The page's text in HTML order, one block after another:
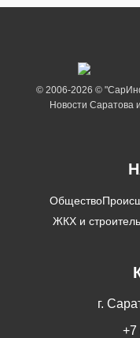
© 2006-2026 ©
Новости Саратова
Общество
ЖКХ и
г.
+7